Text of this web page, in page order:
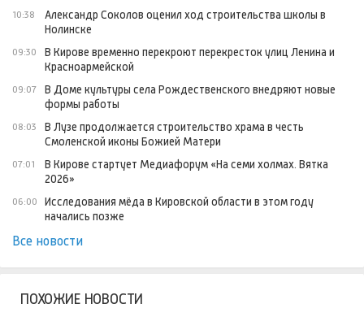
10:38
Александр Соколов оценил ход строительства школы в
Нолинске
09:30
В Кирове временно перекроют перекресток улиц Ленина и
Красноармейской
09:07
В Доме культуры села Рождественского внедряют новые
формы работы
08:03
В Лузе продолжается строительство храма в честь
Смоленской иконы Божией Матери
07:01
В Кирове стартует Медиафорум «На семи холмах. Вятка
2026»
06:00
Исследования мёда в Кировской области в этом году
начались позже
Все новости
ПОХОЖИЕ НОВОСТИ